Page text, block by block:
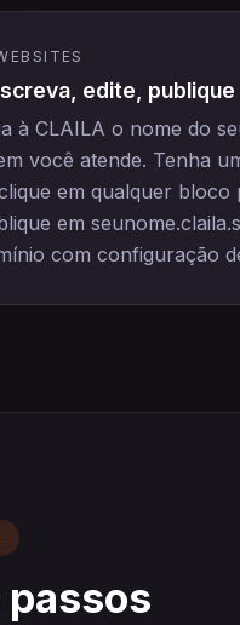
edite, publique
à CLAILA o nome do
você atende. Tenha
em qualquer bloco
em
com configuração
passos